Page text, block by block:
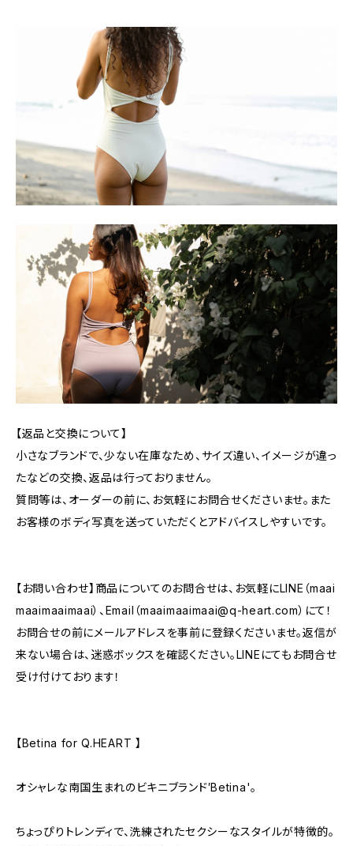
【返品と交換について】
小さなブランドで、少ない在庫なため、サイズ違い、イメージが違っ
たなどの交換、返品は行っておりません。
質問等は、オーダーの前に、お気軽にお問合せくださいませ。また
お客様のボディ写真を送っていただくとアドバイスしやすいです。
【お問い合わせ】商品についてのお問合せは、お気軽にLINE（maai
maaimaaimaai）、Email（maaimaaimaai@q-heart.com）にて！
お問合せの前にメールアドレスを事前に登録くださいませ。返信が
来ない場合は、迷惑ボックスを確認ください。LINEにてもお問合せ
受け付けております！
【Betina for Q.HEART 】
オシャレな南国生まれのビキニブランド′Betina'。
ちょっぴりトレンディで、洗練されたセクシーなスタイルが特徴的。